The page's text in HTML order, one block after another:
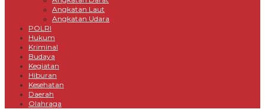
Angkatan Laut
Angkatan Udara
POLRI
Hukum
Kriminal
Budaya
Kegiatan
Hiburan
Kesehatan
Daerah
Olahraga